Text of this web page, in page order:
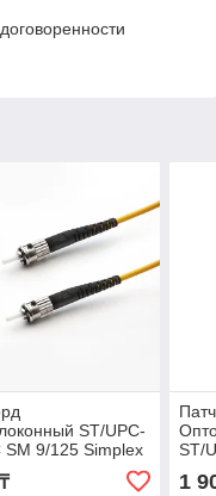
ST/UPC-
SM 9/125 Simplex
м
ST/
1